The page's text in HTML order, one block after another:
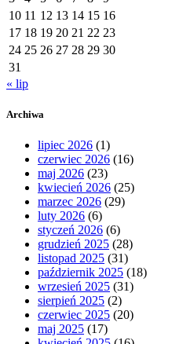
10 11 12 13 14 15 16
17 18 19 20 21 22 23
24 25 26 27 28 29 30
31
« lip
Archiwa
lipiec 2026 (1)
czerwiec 2026 (16)
maj 2026 (23)
kwiecień 2026 (25)
marzec 2026 (29)
luty 2026 (6)
styczeń 2026 (6)
grudzień 2025 (28)
listopad 2025 (31)
październik 2025 (18)
wrzesień 2025 (31)
sierpień 2025 (2)
czerwiec 2025 (20)
maj 2025 (17)